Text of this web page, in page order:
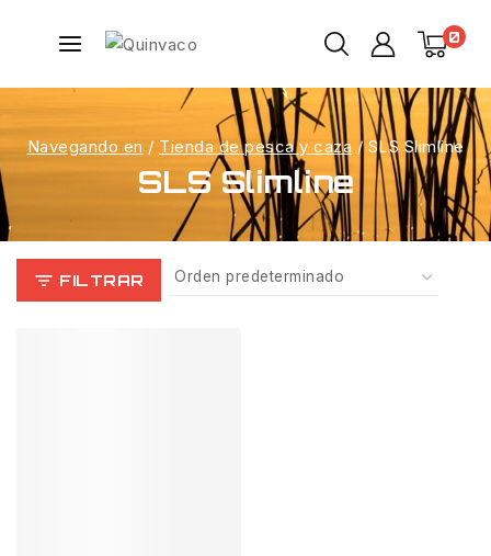
0
Navegando en / Tienda de pesca y caza / SLS Slimline
SLS Slimline
FILTRAR